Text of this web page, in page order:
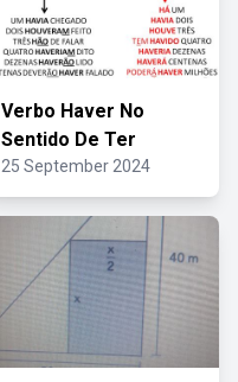
Verbo Haver No
Sentido De Ter
25 September 2024